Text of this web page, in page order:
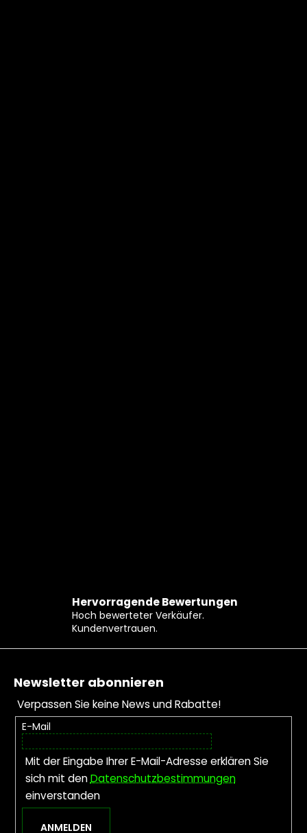
Hervorragende Bewertungen
Hoch bewerteter Verkäufer.
Kundenvertrauen.
Fußzeile
Newsletter abonnieren
Verpassen Sie keine News und Rabatte!
E-Mail
Mit der Eingabe Ihrer E-Mail-Adresse erklären Sie
sich mit denDatenschutzbestimmungen
einverstanden
ANMELDEN